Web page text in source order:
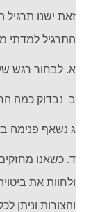
זאת ישנו תרגיל
התרגיל למדתי
א. לבחור רגש
ב נבדוק כמה הרגש
ג נשאף פנימה
ד. כשאנו
ולחוות את
והצורות וניתן